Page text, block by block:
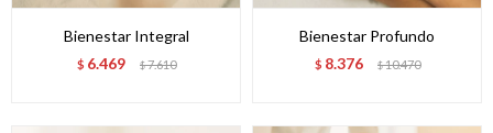
Bienestar Integral
$ 6.469 $7.610
Bienestar Profundo
$ 8.376 $10.470